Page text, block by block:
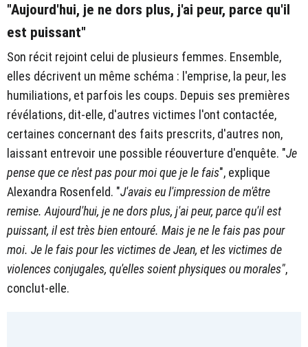
"Aujourd'hui, je ne dors plus, j'ai peur, parce qu'il
est puissant"
Son récit rejoint celui de plusieurs femmes. Ensemble,
elles décrivent un même schéma : l'emprise, la peur, les
humiliations, et parfois les coups. Depuis ses premières
révélations, dit-elle, d'autres victimes l'ont contactée,
certaines concernant des faits prescrits, d'autres non,
laissant entrevoir une possible réouverture d'enquête. "Je
pense que ce n'est pas pour moi que je le fais", explique
Alexandra Rosenfeld. "J'avais eu l'impression de m'être
remise. Aujourd'hui, je ne dors plus, j'ai peur, parce qu'il est
puissant, il est très bien entouré. Mais je ne le fais pas pour
moi. Je le fais pour les victimes de Jean, et les victimes de
violences conjugales, qu'elles soient physiques ou morales",
conclut-elle.